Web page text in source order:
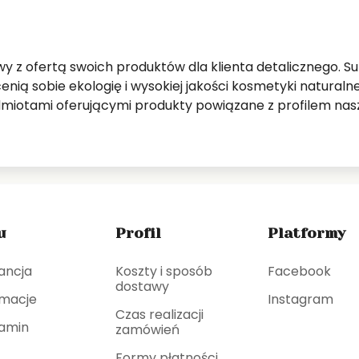
z ofertą swoich produktów dla klienta detalicznego.
sobie ekologię i wysokiej jakości kosmetyki
oferującymi produkty powiązane z profilem
Profil
Koszty i sposób
dostawy
Czas realizacji
zamówień
Platformy
Facebook
Instagram